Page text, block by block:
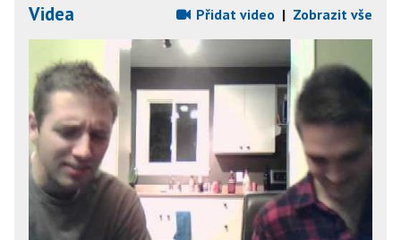
Videa Přidat video | Zobrazit vše